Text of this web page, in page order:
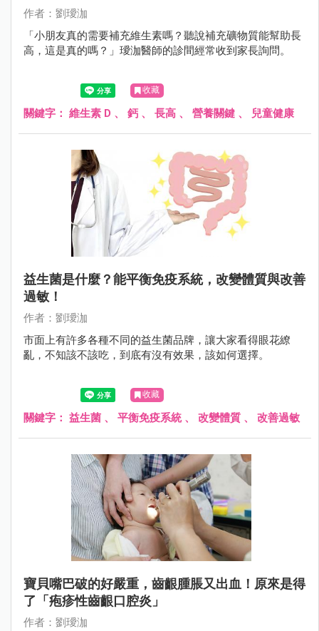
作者：劉璦泇
「小朋友真的需要補充維生素嗎？聽說補充礦物質能幫助長
高，這是真的嗎？」璦泇醫師的診間經常收到家長詢問。
收藏
關鍵字： 維生素 D 、 鈣、 長高 、 營養關鍵 、 兒童健康
益生菌是什麼？能平衡免疫系統，改變體質與改善
過敏！
作者：劉璦泇
市面上有許多各種不同的益生菌品牌，讓大家看得眼花繚
亂，不知該不該吃，到底有沒有效果，該如何選擇。
收藏
關鍵字： 益生菌 、 平衡免疫系統、 改變體質 、 改善過敏
寶貝嘴巴破的好嚴重，齒齦腫脹又出血！原來是得
了「疱疹性齒齦口腔炎」
作者：劉璦泇